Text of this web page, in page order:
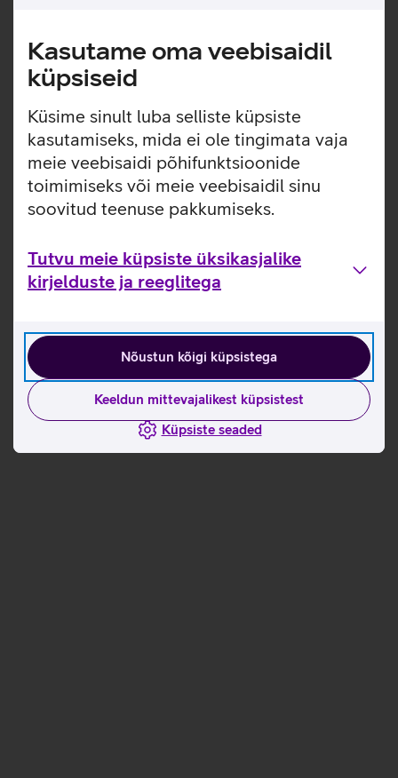
Kasutame oma veebisaidil
küpsiseid
Küsime sinult luba selliste küpsiste
kasutamiseks, mida ei ole tingimata vaja
meie veebisaidi põhifunktsioonide
toimimiseks või meie veebisaidil sinu
soovitud teenuse pakkumiseks.
Tutvu meie küpsiste üksikasjalike
kirjelduste ja reeglitega
Nõustun kõigi küpsistega
Keeldun mittevajalikest küpsistest
Küpsiste seaded
Cyber Battle of Estonia on juba kolmandat aastat järjest
toimuv küberürituste seeria, mis on suunatud 15-24-
kuidas kübermaailmas töötamine käib ning milliseid
oskuseid ja teadmisi selleks vaja on. Ürituste seeria
koosneb kolmest osast: küberturbe kursustest,
maakondlikest eelvoorudest ja lõppvõistlusest.
Tutvun teiste uudistega